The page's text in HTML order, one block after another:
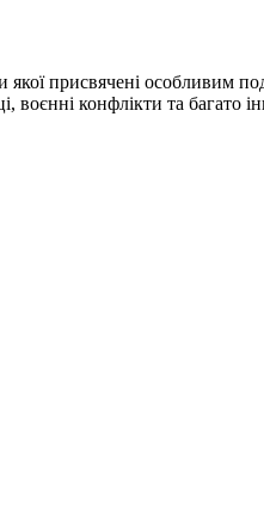
присвячені особливим
воєнні конфлікти та